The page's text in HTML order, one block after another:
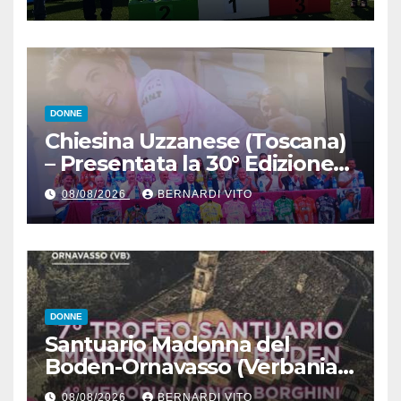
DONNE
Chiesina Uzzanese (Toscana)
– Presentata la 30° Edizione
del Giro della Toscana
Femminile : Si disputerà dal
27 al 30 Agosto 2026
08/08/2026 BERNARDI VITO
DONNE
Santuario Madonna del
Boden-Ornavasso (Verbania)
– Ciclismo Femminile : Sabato
08/08/2026 BERNARDI VITO